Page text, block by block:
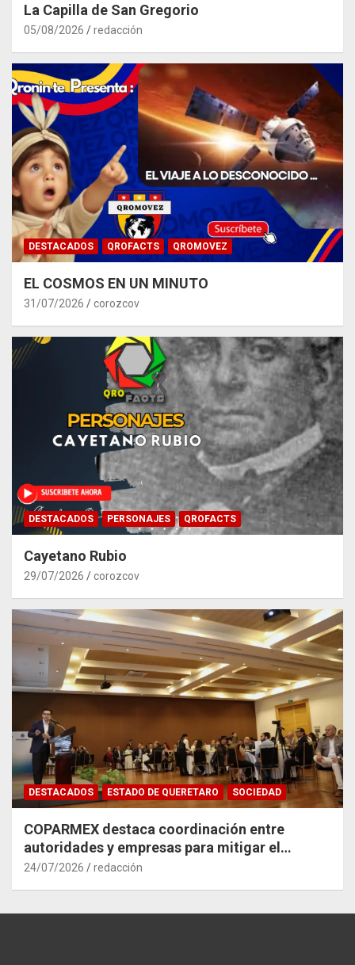
La Capilla de San Gregorio
05/08/2026 redacción
DESTACADOS QROFACTS QROMOVEZ
EL COSMOS EN UN MINUTO
31/07/2026 corozcov
DESTACADOS PERSONAJES QROFACTS
Cayetano Rubio
29/07/2026 corozcov
DESTACADOS ESTADO DE QUERETARO SOCIEDAD
COPARMEX destaca coordinación entre
autoridades y empresas para mitigar el
impacto del Tren México–Querétaro
24/07/2026 redacción